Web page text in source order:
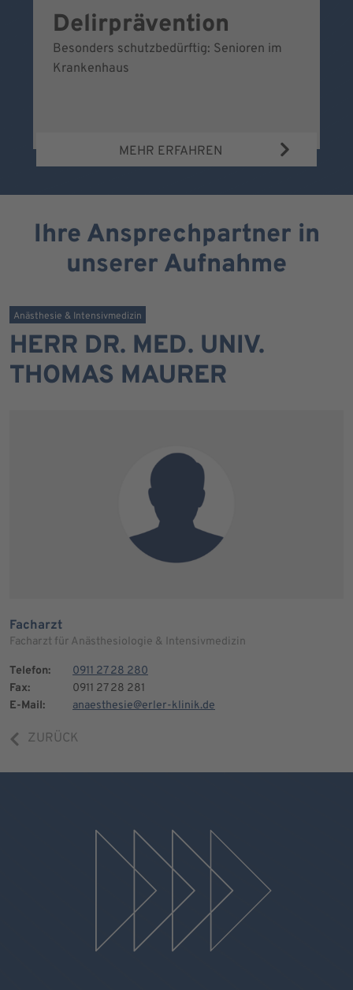
Delirprävention
Besonders schutzbedürftig: Senioren im
Krankenhaus
MEHR ERFAHREN
Ihre Ansprechpartner in
unserer Aufnahme
Anästhesie & Intensivmedizin
HERR DR. MED. UNIV.
THOMAS MAURER
Facharzt
Facharzt für Anästhesiologie & Intensivmedizin
Telefon:
0911 27 28 280
Fax:
0911 27 28 281
E-Mail:
anaesthesie@erler-klinik.de
ZURÜCK